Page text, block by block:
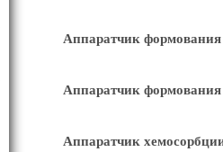
Аппаратчик формования
Аппаратчик формования
Аппаратчик